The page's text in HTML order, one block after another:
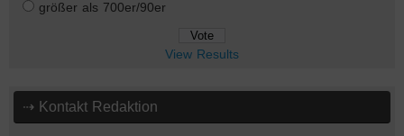
größer als 700er/90er
View Results
⇢ Kontakt Redaktion